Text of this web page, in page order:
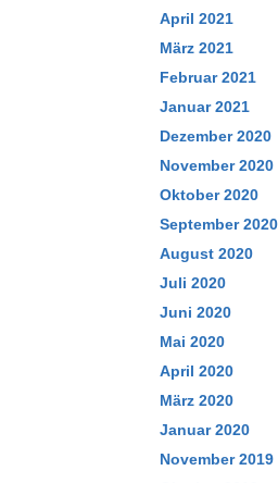
April 2021
März 2021
Februar 2021
Januar 2021
Dezember 2020
November 2020
Oktober 2020
September 2020
August 2020
Juli 2020
Juni 2020
Mai 2020
April 2020
März 2020
Januar 2020
November 2019